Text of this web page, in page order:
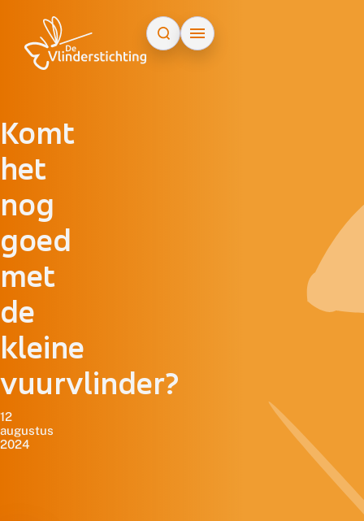
Komt
het
nog
goed
met
de
kleine
vuurvlinder?
12
augustus
2024